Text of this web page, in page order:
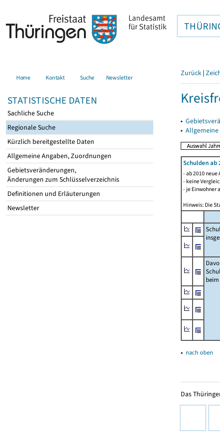
Home Kontakt Suche Newsletter
STATISTISCHE DATEN
Sachliche Suche
Regionale Suche
Kürzlich bereitgestellte Daten
Allgemeine Angaben, Zuordnungen
Gebietsveränderungen,
Änderungen zum Schlüsselverzeichnis
Definitionen und Erläuterungen
Newsletter
Zurück |
▸
▸
Schulden ab
- ab 2010
- keine
- je Einwohner
Hinweis: Die
beim
▴ nach oben
Das